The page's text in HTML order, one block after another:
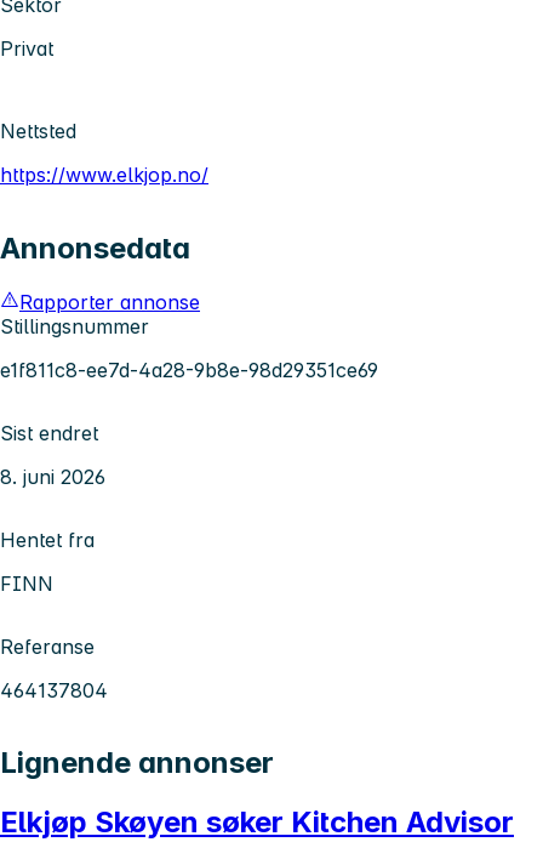
Privat
Nettsted
https://www.elkjop.no/
Annonsedata
Rapporter annonse
Stillingsnummer
e1f811c8-ee7d-4a28-9b8e-98d29351ce69
Sist endret
8. juni 2026
Hentet fra
FINN
Referanse
464137804
Lignende annonser
Elkjøp Skøyen søker Kitchen Advisor